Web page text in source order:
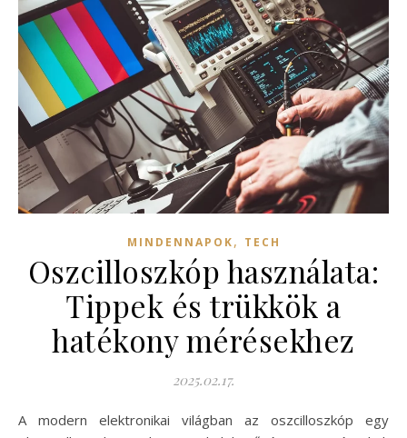
MINDENNAPOK, TECH
Oszcilloszkóp használata:
Tippek és trükkök a
hatékony mérésekhez
2025.02.17.
A modern elektronikai világban az oszcilloszkóp egy